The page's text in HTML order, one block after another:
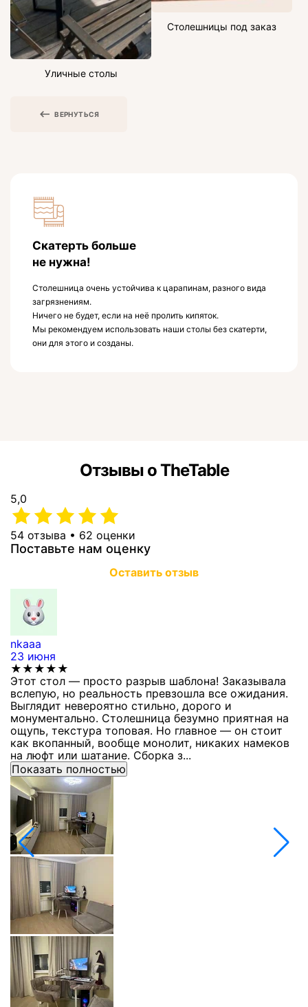
Уличные столы
Столешницы под заказ
ВЕРНУТЬСЯ
Скатерть больше
не нужна!
Столешница очень устойчива к царапинам, разного вида
загрязнениям.
Ничего не будет, если на неё пролить кипяток.
Мы рекомендуем использовать наши столы без скатерти,
они для этого и созданы.
Отзывы о TheTable
5,0
54 отзыва • 62 оценки
Поставьте нам оценку
Оставить отзыв
nkaaa
23 июня
★★★★★
Этот стол — просто разрыв шаблона! Заказывала
вслепую, но реальность превзошла все ожидания.
Выглядит невероятно стильно, дорого и
монументально. Столешница безумно приятная на
ощупь, текстура топовая. Но главное — он стоит
как вкопанный, вообще монолит, никаких намеков
на люфт или шатание. Сборка з...
Показать полностью